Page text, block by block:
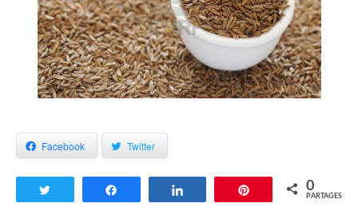
Facebook Twitter
Enregistrer
0
PARTAGES